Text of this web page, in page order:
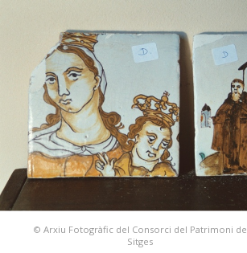
© Arxiu Fotogràfic del Consorci del Patrimoni de
Sitges